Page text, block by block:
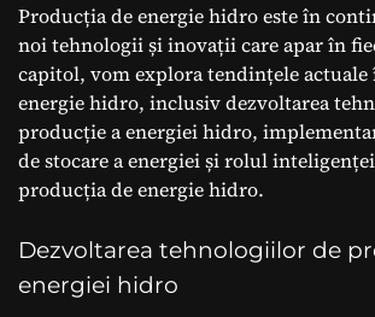
Producția de energie hidro este în
noi tehnologii și inovații care apar în
capitol, vom explora tendințele
energie hidro, inclusiv dezvoltarea
producție a energiei hidro,
de stocare a energiei și rolul
producția de energie hidro.
Dezvoltarea tehnologiilor de
energiei hidro